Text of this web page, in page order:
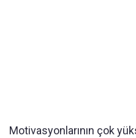
Motivasyonlarının çok